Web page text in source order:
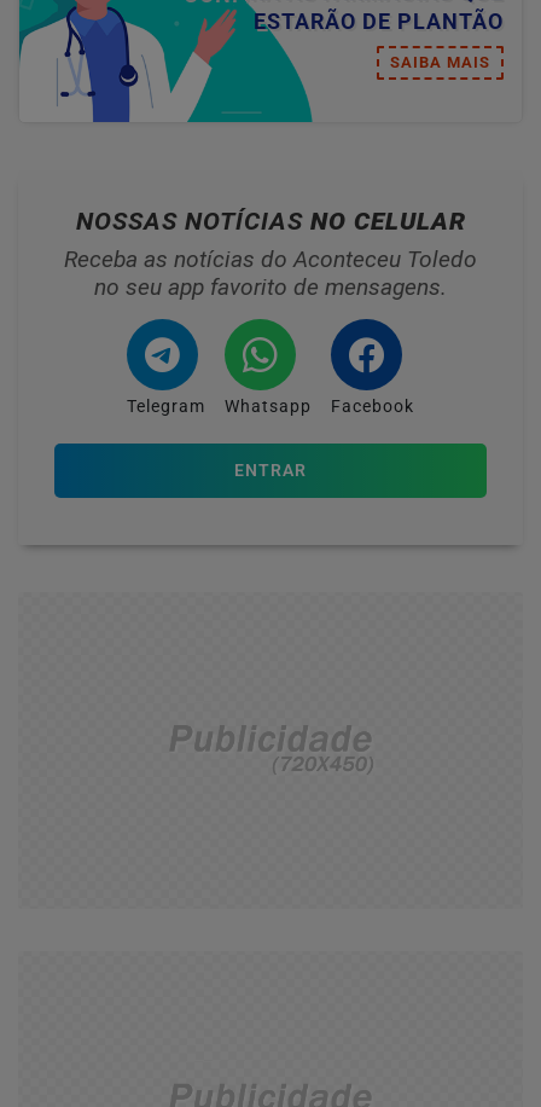
ESTARÃO DE PLANTÃO
SAIBA MAIS
NOSSAS NOTÍCIAS NO CELULAR
Receba as notícias do Aconteceu Toledo
no seu app favorito de mensagens.
Telegram Whatsapp Facebook
ENTRAR